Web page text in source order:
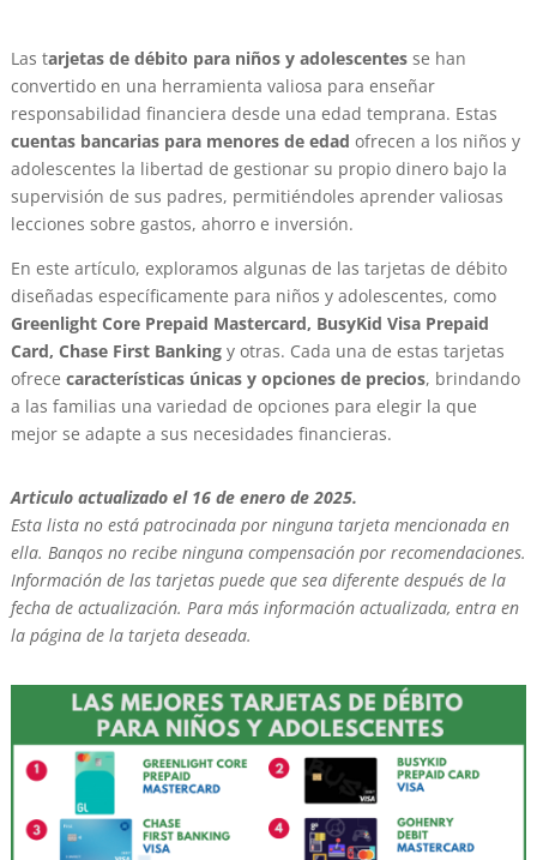
Las tarjetas de débito para niños y adolescentesse han
convertido en una herramienta valiosa para enseñar
responsabilidad financiera desde una edad temprana. Estas
cuentas bancarias para menores de edad ofrecen a los niños y
adolescentes la libertad de gestionar su propio dinero bajo la
supervisión de sus padres, permitiéndoles aprender valiosas
lecciones sobre gastos, ahorro e inversión.
En este artículo, exploramos algunas de las tarjetas de débito
diseñadas específicamente para niños y adolescentes, como
Greenlight Core Prepaid Mastercard, BusyKid Visa Prepaid
Card, Chase First Bankingy otras. Cada una de estas tarjetas
ofrece características únicas y opciones de precios, brindando
a las familias una variedad de opciones para elegir la que
mejor se adapte a sus necesidades financieras.
Articulo actualizado el 16 de enero de 2025.
Esta lista no está patrocinada por ninguna tarjeta mencionada en
ella. Banqos no recibe ninguna compensación por recomendaciones.
Información de las tarjetas puede que sea diferente después de la
fecha de actualización. Para más información actualizada, entra en
la página de la tarjeta deseada.